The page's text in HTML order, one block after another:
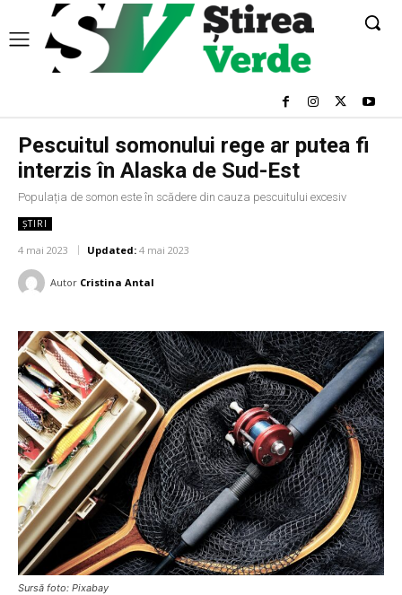
Pescuitul somonului rege ar putea fi
interzis în Alaska de Sud-Est
Populația de somon este în scădere din cauza pescuitului excesiv
ȘTIRI
4 mai 2023 Updated: 4 mai 2023
Autor Cristina Antal
Sursă foto: Pixabay